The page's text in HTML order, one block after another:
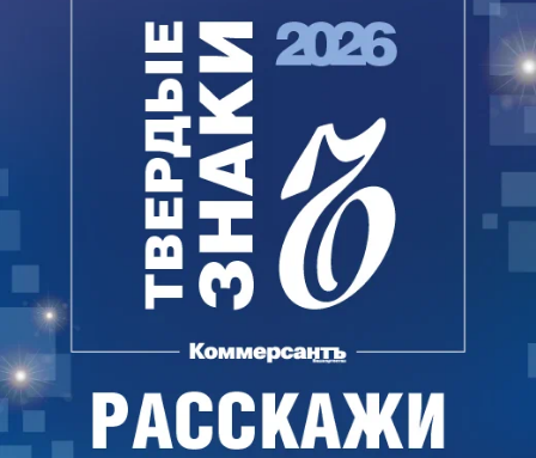
законодательства, а сведения, указанные в
постановлении, не соответствовали материалам
доследственной проверки». «Материалы
направлены для устранения нарушений в
Следственный комитет»,— сообщили в
прокуратуре, не уточнив подробностей
найденных нарушений. В региональном
управлении СК свои дальнейшие действия пока не
комментируют.
Наталья Павлова, Ъ-Онлайн